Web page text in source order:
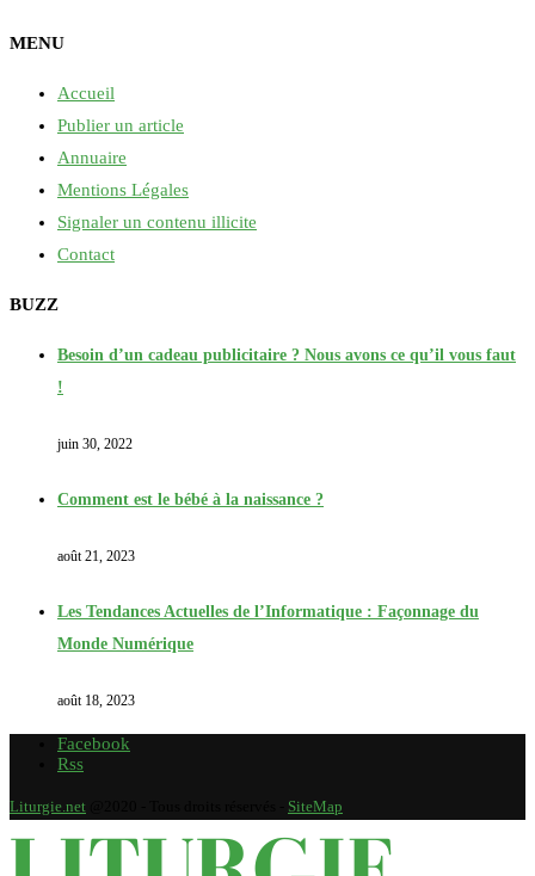
MENU
Accueil
Publier un article
Annuaire
Mentions Légales
Signaler un contenu illicite
Contact
BUZZ
Besoin d’un cadeau publicitaire ? Nous avons ce qu’il vous faut
!
juin 30, 2022
Comment est le bébé à la naissance ?
août 21, 2023
Les Tendances Actuelles de l’Informatique : Façonnage du
Monde Numérique
août 18, 2023
Facebook
Rss
Liturgie.net SiteMap